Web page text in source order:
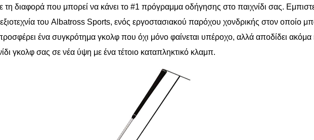
τη διαφορά που μπορεί να κάνει το #1 πρόγραμμα οδήγησης στο παιχνίδι σας.
του Albatross Sports, ενός εργοστασιακού παρόχου χονδρικής στον οποίο
ένα συγκρότημα γκολφ που όχι μόνο φαίνεται υπέροχο, αλλά αποδίδει ακόμα
γκολφ σας σε νέα ύψη με ένα τέτοιο καταπληκτικό κλαμπ.